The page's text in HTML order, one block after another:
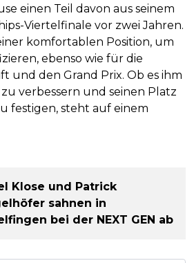
einen Teil davon aus seinem
Viertelfinale vor zwei Jahren.
komfortablen Position, um
ebenso wie für die
und den Grand Prix. Ob es ihm
verbessern und seinen Platz
festigen, steht auf einem
Klose und Patrick
sahnen in
bei der NEXT GEN ab